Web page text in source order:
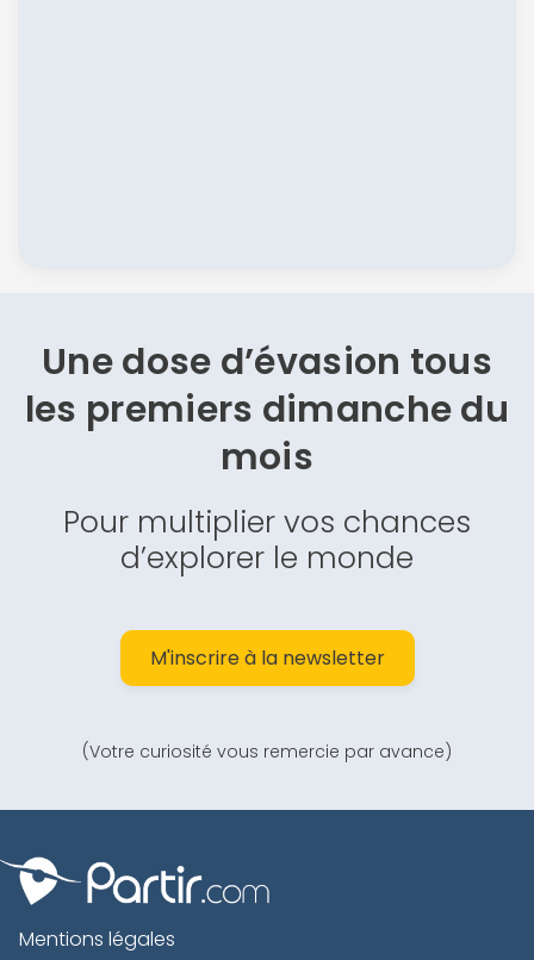
Une dose d’évasion tous
les premiers dimanche du
mois
Pour multiplier vos chances
d’explorer le monde
M'inscrire à la newsletter
(Votre curiosité vous remercie par avance)
Mentions légales